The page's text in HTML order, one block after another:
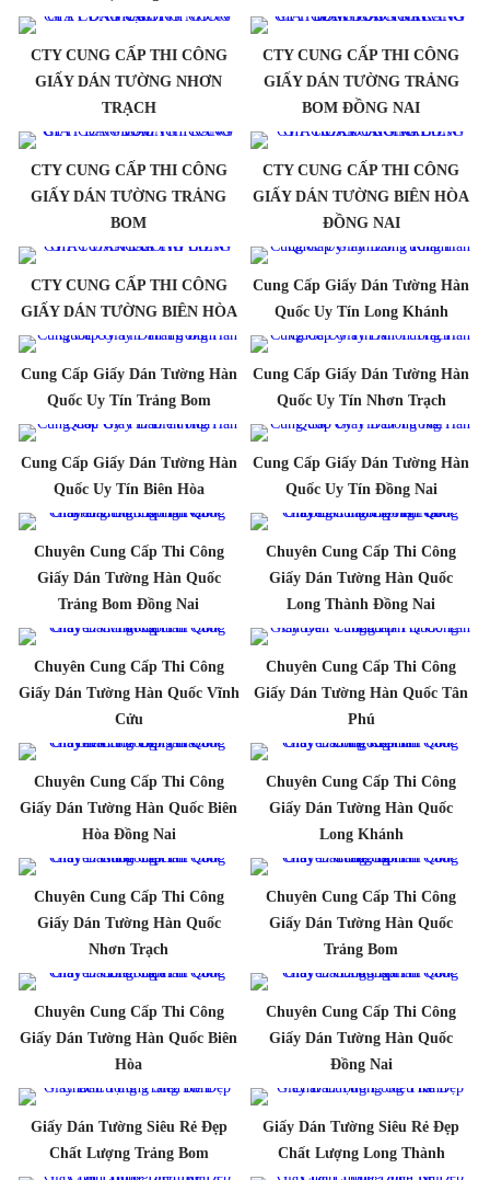
CTY CUNG CẤP THI CÔNG
GIẤY DÁN TƯỜNG NHƠN
TRẠCH
CTY CUNG CẤP THI CÔNG
GIẤY DÁN TƯỜNG TRẢNG
BOM ĐỒNG NAI
CTY CUNG CẤP THI CÔNG
GIẤY DÁN TƯỜNG TRẢNG
BOM
CTY CUNG CẤP THI CÔNG
GIẤY DÁN TƯỜNG BIÊN HÒA
ĐỒNG NAI
CTY CUNG CẤP THI CÔNG
GIẤY DÁN TƯỜNG BIÊN HÒA
Cung Cấp Giấy Dán Tường Hàn
Quốc Uy Tín Long Khánh
Cung Cấp Giấy Dán Tường Hàn
Quốc Uy Tín Trảng Bom
Cung Cấp Giấy Dán Tường Hàn
Quốc Uy Tín Nhơn Trạch
Cung Cấp Giấy Dán Tường Hàn
Quốc Uy Tín Biên Hòa
Cung Cấp Giấy Dán Tường Hàn
Quốc Uy Tín Đồng Nai
Chuyên Cung Cấp Thi Công
Giấy Dán Tường Hàn Quốc
Trảng Bom Đồng Nai
Chuyên Cung Cấp Thi Công
Giấy Dán Tường Hàn Quốc
Long Thành Đồng Nai
Chuyên Cung Cấp Thi Công
Giấy Dán Tường Hàn Quốc Vĩnh
Cửu
Chuyên Cung Cấp Thi Công
Giấy Dán Tường Hàn Quốc Tân
Phú
Chuyên Cung Cấp Thi Công
Giấy Dán Tường Hàn Quốc Biên
Hòa Đồng Nai
Chuyên Cung Cấp Thi Công
Giấy Dán Tường Hàn Quốc
Long Khánh
Chuyên Cung Cấp Thi Công
Giấy Dán Tường Hàn Quốc
Nhơn Trạch
Chuyên Cung Cấp Thi Công
Giấy Dán Tường Hàn Quốc
Trảng Bom
Chuyên Cung Cấp Thi Công
Giấy Dán Tường Hàn Quốc Biên
Hòa
Chuyên Cung Cấp Thi Công
Giấy Dán Tường Hàn Quốc
Đồng Nai
Giấy Dán Tường Siêu Rẻ Đẹp
Chất Lượng Trảng Bom
Giấy Dán Tường Siêu Rẻ Đẹp
Chất Lượng Long Thành